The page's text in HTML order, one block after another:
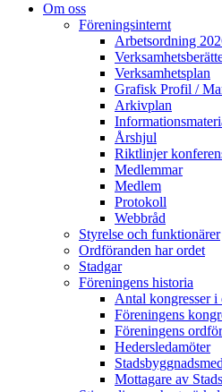
Om oss
Föreningsinternt
Arbetsordning
Verksamhetsplan
Grafisk Profil /
Arkivplan
Årshjul
Riktlinjer
Medlemmar
Medlem
Protokoll
Webbråd
Styrelse och funktionärer
Ordföranden har ordet
Stadgar
Föreningens historia
Antal kongresser
Föreningens
Föreningens
Hedersledamöter
Mottagare av